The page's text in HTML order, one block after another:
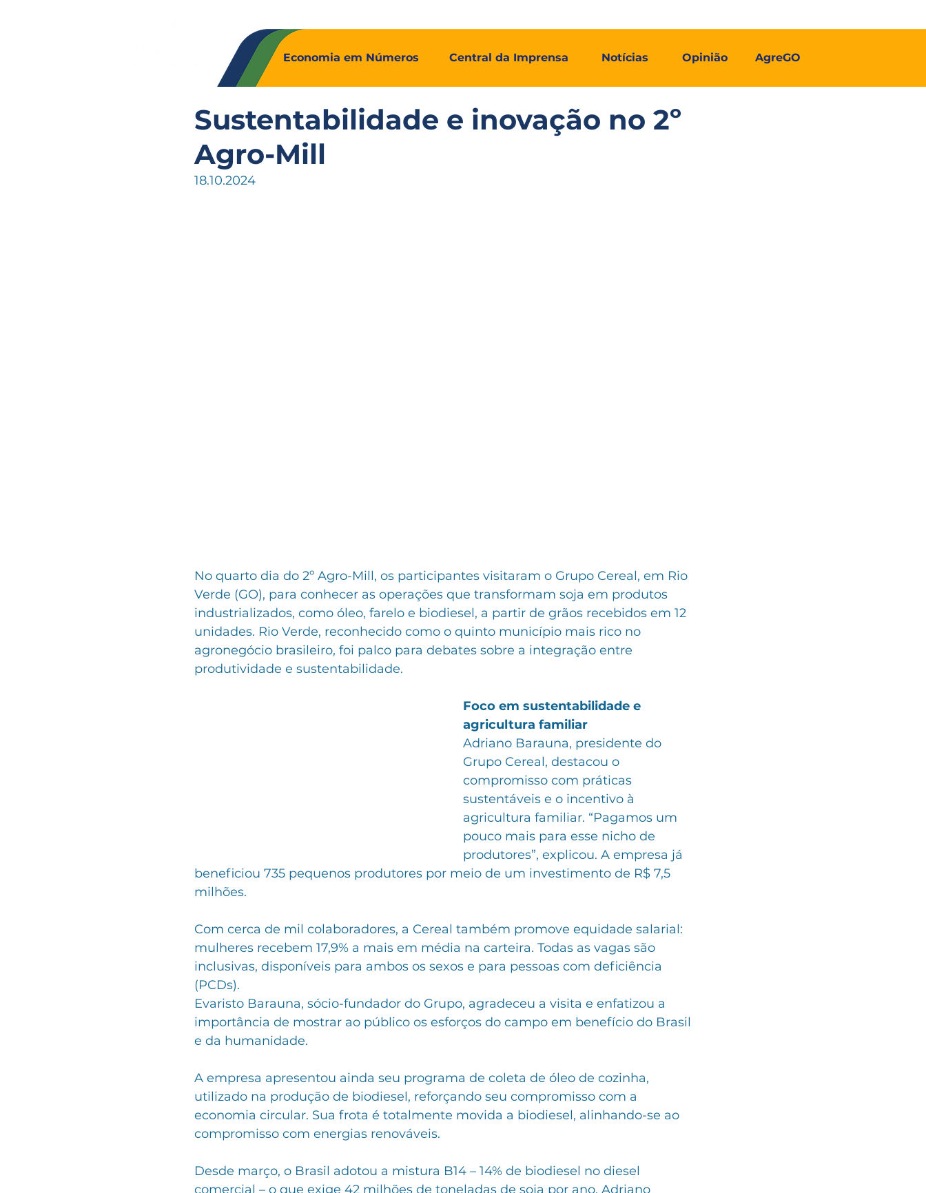
Central da Imprensa
Economia em Números Notícias AgreGO
Opinião
Sustentabilidade e inovação no 2º
Agro-Mill
18.10.2024
No quarto dia do 2º Agro-Mill, os participantes visitaram o Grupo Cereal, em Rio
Verde (GO), para conhecer as operações que transformam soja em produtos
industrializados, como óleo, farelo e biodiesel, a partir de grãos recebidos em 12
unidades. Rio Verde, reconhecido como o quinto município mais rico no
agronegócio brasileiro, foi palco para debates sobre a integração entre
produtividade e sustentabilidade.
Foco em sustentabilidade e
agricultura familiar
Adriano Barauna, presidente do
Grupo Cereal, destacou o
compromisso com práticas
sustentáveis e o incentivo à
agricultura familiar. “Pagamos um
pouco mais para esse nicho de
produtores”, explicou. A empresa já
beneficiou 735 pequenos produtores por meio de um investimento de R$ 7,5
milhões.
Com cerca de mil colaboradores, a Cereal também promove equidade salarial:
mulheres recebem 17,9% a mais em média na carteira. Todas as vagas são
inclusivas, disponíveis para ambos os sexos e para pessoas com deficiência
(PCDs).
Evaristo Barauna, sócio-fundador do Grupo, agradeceu a visita e enfatizou a
importância de mostrar ao público os esforços do campo em benefício do Brasil
e da humanidade.
A empresa apresentou ainda seu programa de coleta de óleo de cozinha,
utilizado na produção de biodiesel, reforçando seu compromisso com a
economia circular. Sua frota é totalmente movida a biodiesel, alinhando-se ao
compromisso com energias renováveis.
Desde março, o Brasil adotou a mistura B14 – 14% de biodiesel no diesel
comercial – o que exige 42 milhões de toneladas de soja por ano. Adriano